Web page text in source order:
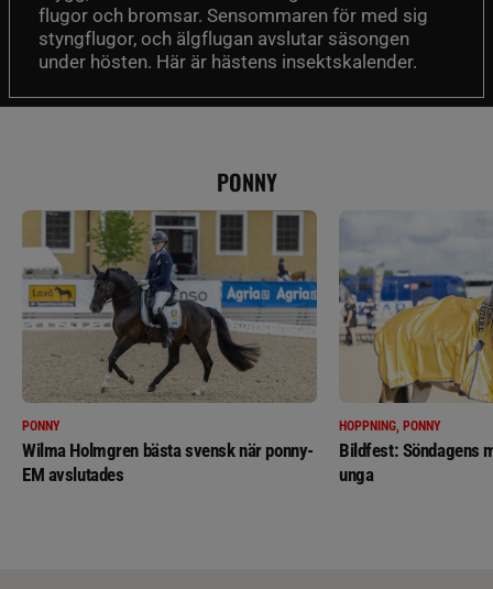
flugor och bromsar. Sensommaren för med sig
styngflugor, och älgflugan avslutar säsongen
under hösten. Här är hästens insektskalender.
PONNY
PONNY
Wilma Holmgren bästa svensk när ponny-
EM avslutades
HOPPNING, PONNY
Bildfest: Söndagens
unga